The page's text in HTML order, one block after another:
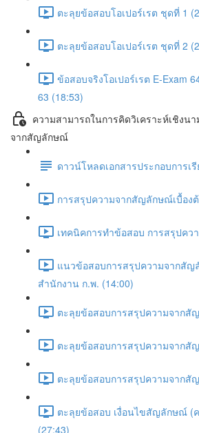
ตะลุยข้อสอบโอเปอร์เรต ชุดที่ 1
ตะลุยข้อสอบโอเปอร์เรต ชุดที่ 2
ข้อสอบจริงโอเปอร์เรต E-Exam
63 (18:53)
ความสามารถในการคิดวิเคราะห์เชิงน
จากสัญลักษณ์
ดาวน์โหลดเอกสารประกอบการเ
การสรุปความจากสัญลักษณ์เบื้อง
เทคนิคการทำข้อสอบ การสรุปค
แนวข้อสอบการสรุปความจากสัญ
สำนักงาน ก.พ. (14:00)
ตะลุยข้อสอบการสรุปความจากสั
ตะลุยข้อสอบการสรุปความจากสั
ตะลุยข้อสอบการสรุปความจากสั
ตะลุยข้อสอบ เงื่อนไขสัญลักษณ์ (
(27:43)